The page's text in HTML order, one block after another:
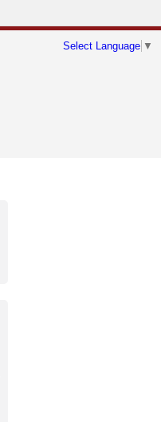
Select Language ▼